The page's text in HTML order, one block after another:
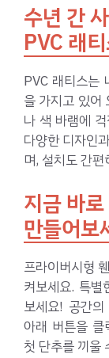
수년 간
PVC 래
PVC 래티스는
을 가지고 있어
나 색 바램에
다양한 디자인
며, 설치도 간
지금 바
만들어보
프라이버시형
켜보세요. 특별
보세요! 공간
아래 버튼을
첫 단추를 끼울